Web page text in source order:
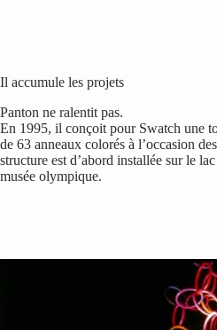
Il accumule les projets
Panton ne ralentit pas.
En 1995, il conçoit pour Swatch une
de 63 anneaux colorés à l’occasion
structure est d’abord installée sur le
musée olympique.